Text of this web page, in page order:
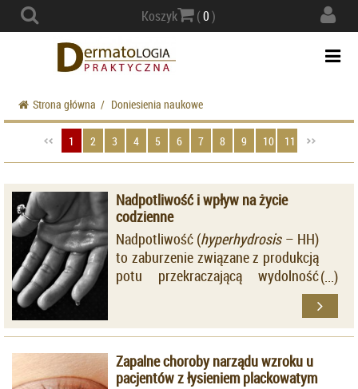
Koszyk (0)
Strona główna / Doniesienia naukowe
1 2 3 4 5 6 7 8 9 10 11
Nadpotliwość i wpływ na życie
codzienne
Nadpotliwość (hyperhydrosis– HH)
to zaburzenie związane z produkcją
potu przekraczającą wydolność
mechanizmów termoregulacyjnych
Zapalne choroby narządu wzroku u
pacjentów z łysieniem plackowatym